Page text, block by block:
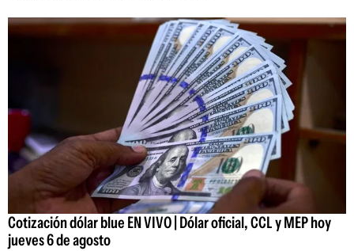
Cotización dólar blue EN VIVO | Dólar oficial, CCL y MEP hoy
jueves 6 de agosto